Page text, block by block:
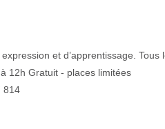
et d’apprentissage. Tous
12h Gratuit - places limitées
814